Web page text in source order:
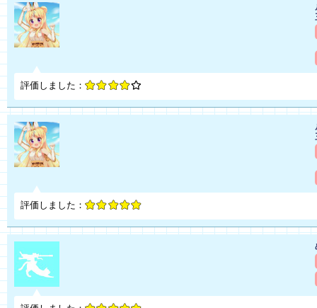
評価しました：
評価しました：